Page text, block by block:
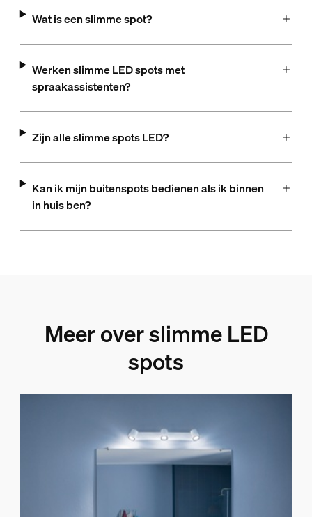
Wat is een slimme spot?
Werken slimme LED spots met
spraakassistenten?
Zijn alle slimme spots LED?
Kan ik mijn buitenspots bedienen als ik binnen
in huis ben?
Meer over slimme LED
spots